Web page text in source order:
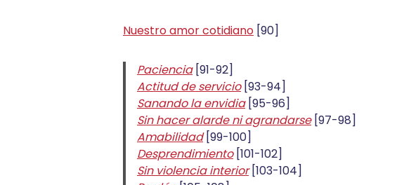
Nuestro amor cotidiano [90]
Paciencia[91-92]
Actitud de servicio[93-94]
Sanando la envidia[95-96]
Sin hacer alarde ni agrandarse[97-98]
Amabilidad[99-100]
Desprendimiento[101-102]
Sin violencia interior[103-104]